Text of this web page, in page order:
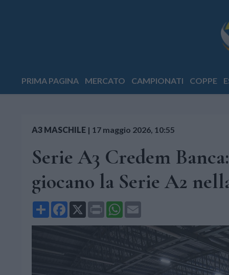
PRIMA PAGINA MERCATO CAMPIONATI COPPE
A3 MASCHILE | 17 maggio 2026, 10:55
Serie A3 Credem
giocano la Serie A2
Share Facebook
X Print WhatsApp